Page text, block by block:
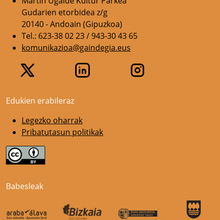
Gudarien etorbidea z/g
20140 - Andoain (Gipuzkoa)
Tel.: 623-38 02 23 / 943-30 43 65
komunikazioa@gaindegia.eus
Edukien erabileraz
Legezko oharrak
Pribatutasun politikak
Babesleak